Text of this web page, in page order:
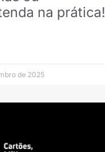
na prática!
de 2025